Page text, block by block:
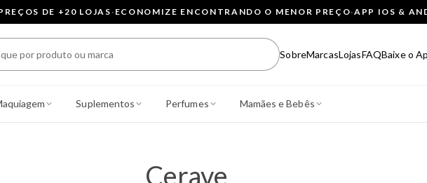
DE +20 LOJAS· ECONOMIZE ENCONTRANDO O MENOR PREÇO·APP IOS &
SobreMarcasLojasFAQBaixe o
Suplementos Perfumes Mamães e Bebês
Cerave